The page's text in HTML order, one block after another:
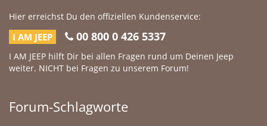
Hier erreichst Du den offiziellen Kundenservice:
I AM JEEP 00 800 0 426 5337
I AM JEEP hilft Dir bei allen Fragen rund um Deinen Jeep
weiter. NICHT bei Fragen zu unserem Forum!
Forum-Schlagworte